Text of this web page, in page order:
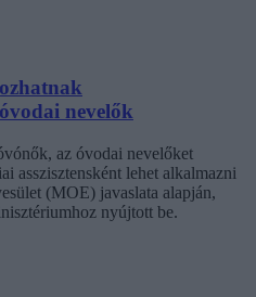
nevelők
az óvodai nevelőket
asszisztensként lehet alkalmazni
(MOE) javaslata alapján,
nyújtott be.